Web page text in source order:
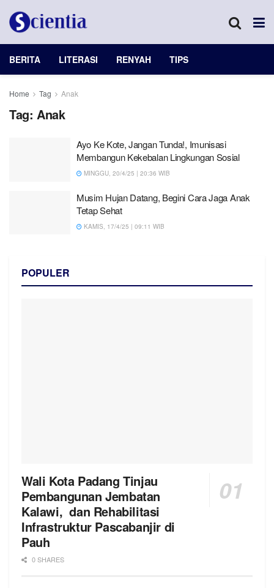
BERITA LITERASI RENYAH TIPS
Home Tag Anak
Tag: Anak
Ayo Ke Kote, Jangan Tunda!, Imunisasi
Membangun Kekebalan Lingkungan Sosial
MINGGU, 20/4/25 | 20:36 WIB
Musim Hujan Datang, Begini Cara Jaga Anak
Tetap Sehat
KAMIS, 17/4/25 | 09:11 WIB
POPULER
Wali Kota Padang Tinjau
Pembangunan Jembatan
Kalawi, dan Rehabilitasi
Infrastruktur Pascabanjir di
Pauh
0 SHARES